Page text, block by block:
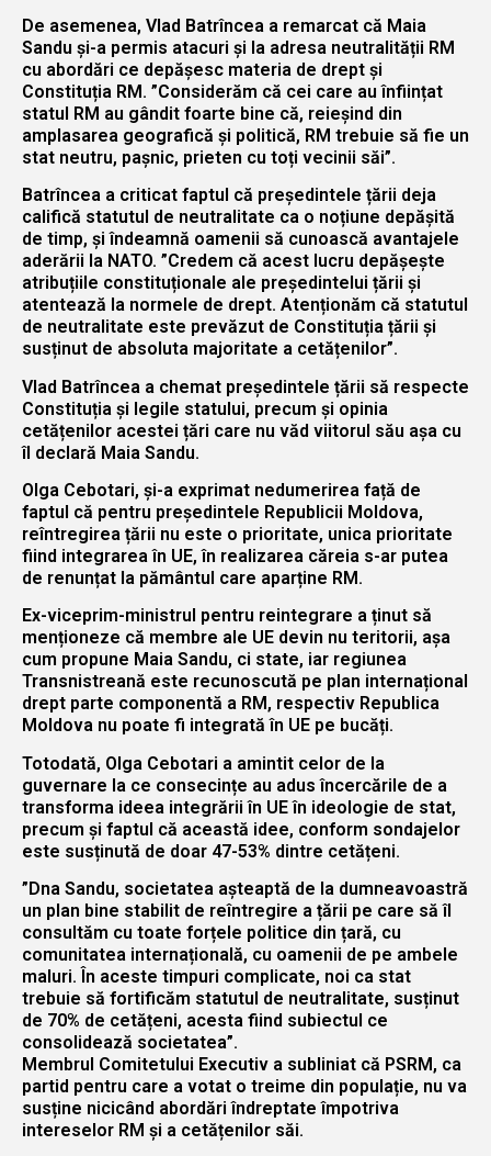
De asemenea, Vlad Batrîncea a remarcat că Maia
Sandu și-a permis atacuri și la adresa neutralității RM
cu abordări ce depășesc materia de drept și
Constituția RM. ”Considerăm că cei care au înființat
statul RM au gândit foarte bine că, reieșind din
amplasarea geografică și politică, RM trebuie să fie un
stat neutru, pașnic, prieten cu toți vecinii săi”.
Batrîncea a criticat faptul că președintele țării deja
califică statutul de neutralitate ca o noțiune depășită
de timp, și îndeamnă oamenii să cunoască avantajele
aderării la NATO. ”Credem că acest lucru depășește
atribuțiile constituționale ale președintelui țării și
atentează la normele de drept. Atenționăm că statutul
de neutralitate este prevăzut de Constituția țării și
susținut de absoluta majoritate a cetățenilor”.
Vlad Batrîncea a chemat președintele țării să respecte
Constituția și legile statului, precum și opinia
cetățenilor acestei țări care nu văd viitorul său așa cu
îl declară Maia Sandu.
Olga Cebotari, și-a exprimat nedumerirea față de
faptul că pentru președintele Republicii Moldova,
reîntregirea țării nu este o prioritate, unica prioritate
fiind integrarea în UE, în realizarea căreia s-ar putea
de renunțat la pământul care aparține RM.
Ex-viceprim-ministrul pentru reintegrare a ținut să
menționeze că membre ale UE devin nu teritorii, așa
cum propune Maia Sandu, ci state, iar regiunea
Transnistreană este recunoscută pe plan internațional
drept parte componentă a RM, respectiv Republica
Moldova nu poate fi integrată în UE pe bucăți.
Totodată, Olga Cebotari a amintit celor de la
guvernare la ce consecințe au adus încercările de a
transforma ideea integrării în UE în ideologie de stat,
precum și faptul că această idee, conform sondajelor
este susținută de doar 47-53% dintre cetățeni.
”Dna Sandu, societatea așteaptă de la dumneavoastră
un plan bine stabilit de reîntregire a țării pe care să îl
consultăm cu toate forțele politice din țară, cu
comunitatea internațională, cu oamenii de pe ambele
maluri. În aceste timpuri complicate, noi ca stat
trebuie să fortificăm statutul de neutralitate, susținut
de 70% de cetățeni, acesta fiind subiectul ce
consolidează societatea”.
Membrul Comitetului Executiv a subliniat că PSRM, ca
partid pentru care a votat o treime din populație, nu va
susține nicicând abordări îndreptate împotriva
intereselor RM și a cetățenilor săi.